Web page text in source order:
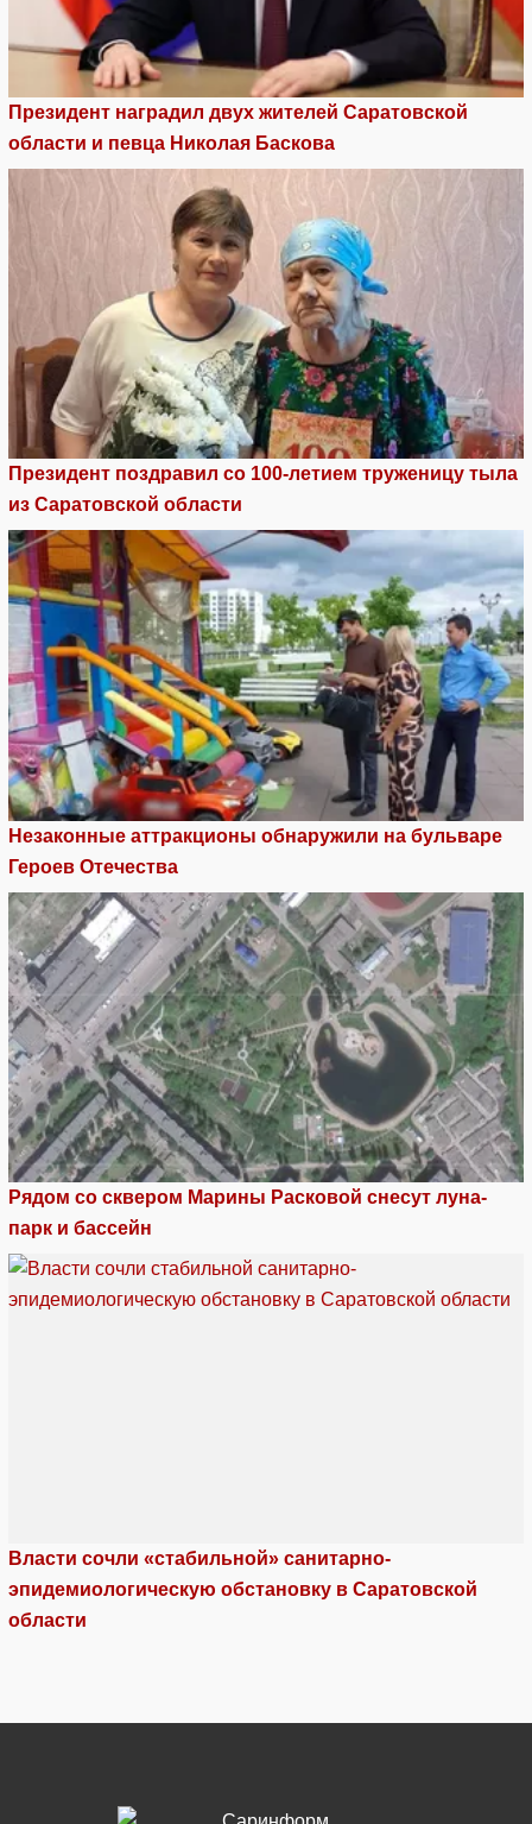
Президент наградил двух жителей Саратовской
области и певца Николая Баскова
Президент поздравил со 100-летием труженицу тыла
из Саратовской области
Незаконные аттракционы обнаружили на бульваре
Героев Отечества
Рядом со сквером Марины Расковой снесут луна-
парк и бассейн
Власти сочли «стабильной» санитарно-
эпидемиологическую обстановку в Саратовской
области